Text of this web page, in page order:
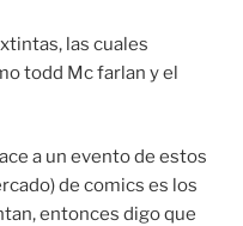
las cuales
todd Mc farlan y el
a un evento de estos
de comics es los
entonces digo que